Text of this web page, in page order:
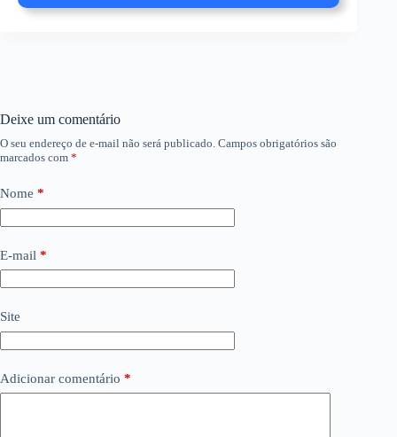
Deixe um comentário
O seu endereço de e-mail não será publicado. Campos obrigatórios são
marcados com *
Nome *
E-mail *
Site
Adicionar comentário *